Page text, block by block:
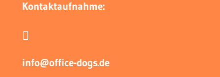
Kontaktaufnahme:

info@office-dogs.de